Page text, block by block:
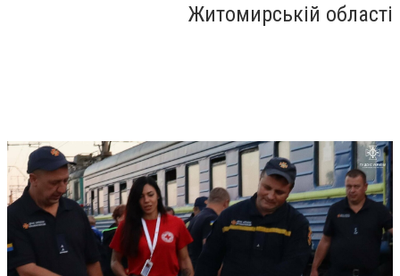
Житомирській області